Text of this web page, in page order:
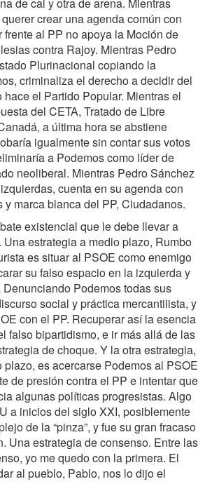
de cal y otra de arena. Mientras
crear una agenda común con
frente al PP no apoya la Moción de
contra Rajoy. Mientras Pedro
Plurinacional copiando la
criminaliza el derecho a decidir del
el Partido Popular. Mientras el
del CETA, Tratado de Libre
a última hora se abstiene
igualmente sin contar sus votos
a Podemos como líder de
neoliberal. Mientras Pedro Sánchez
cuenta en su agenda con
y marca blanca del PP, Ciudadanos.
existencial que le debe llevar a
estrategia a medio plazo, Rumbo
es situar al PSOE como enemigo
su falso espacio en la izquierda y
Podemos todas sus
social y práctica mercantilista, y
con el PP. Recuperar así la esencia
falso bipartidismo, e ir más allá de las
de choque. Y la otra estrategia,
es acercarse Podemos al PSOE
de presión contra el PP e intentar que
algunas políticas progresistas. Algo
a inicios del siglo XXI, posiblemente
de la “pinza”, y fue su gran fracaso
Una estrategia de consenso. Entre las
yo me quedo con la primera. El
al pueblo, Pablo, nos lo dijo el